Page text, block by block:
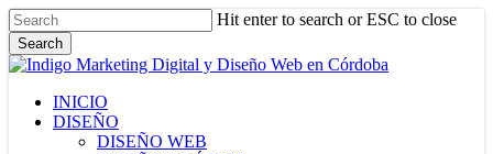
Skip
to
main
content
Hit enter to search or ESC to close
Search
Close
Menu
INICIO
DISEÑO
DISEÑO WEB